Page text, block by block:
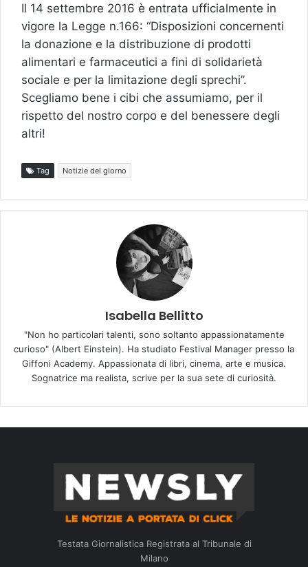
Il 14 settembre 2016 è entrata ufficialmente in
vigore la Legge n.166: “Disposizioni concernenti
la donazione e la distribuzione di prodotti
alimentari e farmaceutici a fini di solidarietà
sociale e per la limitazione degli sprechi”.
Scegliamo bene i cibi che assumiamo, per il
rispetto del nostro corpo e del benessere degli
altri!
Tag Notizie del giorno
Isabella Bellitto
"Non ho particolari talenti, sono soltanto appassionatamente
curioso" (Albert Einstein). Ha studiato Festival Manager presso la
Giffoni Academy. Appassionata di libri, cinema, arte e musica.
Sognatrice ma realista, scrive per la sua sete di curiosità.
Testata Giornalistica Registrata al Tribunale di
Milano